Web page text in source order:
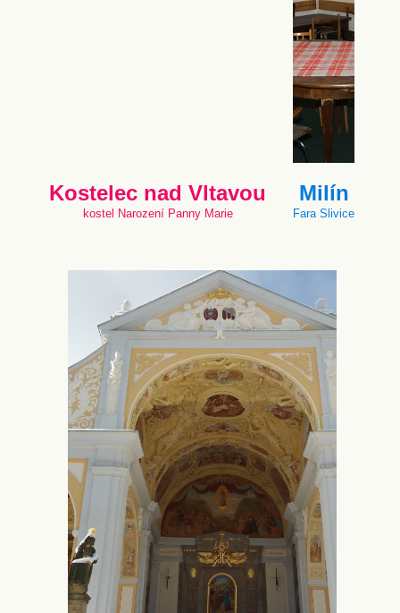
Kostelec nad Vltavou
kostel Narození Panny Marie
Milín
Fara Slivice